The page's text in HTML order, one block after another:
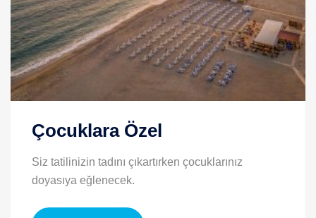
Çocuklara Özel
Siz tatilinizin tadını çıkartırken çocuklarınız
doyasıya eğlenecek.